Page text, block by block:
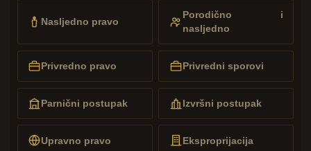
Nasljedno pravo
Porodično i
nasljedno
Privredno pravo Privredni sporovi
Parnični postupak Izvršni postupak
Upravno pravo Eksproprijacija